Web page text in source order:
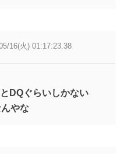
16(火) 01:17:23.38
DQぐらいしかない
やな